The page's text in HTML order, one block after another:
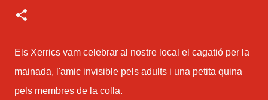
Els Xerrics vam celebrar al nostre local el cagatió per la
mainada, l'amic invisible pels adults i una petita quina
pels membres de la colla.